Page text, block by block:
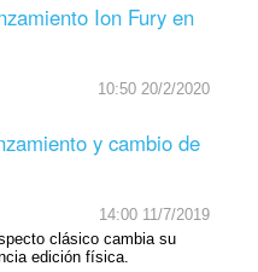
Ion Fury en
10:50 20/2/2020
y cambio de
14:00 11/7/2019
clásico cambia su
edición física.